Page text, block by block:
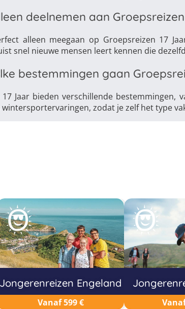
deelnemen aan
alleen meegaan op Groepsreizen 17
snel nieuwe mensen leert kennen die
bestemmingen gaan
17 Jaar bieden verschillende bestemmingen,
wintersportervaringen, zodat je zelf het type
Jongerenreizen Engeland
Vanaf 599 €